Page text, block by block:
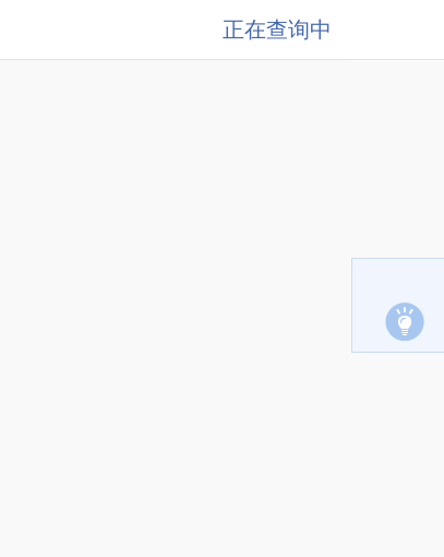
正在查询中